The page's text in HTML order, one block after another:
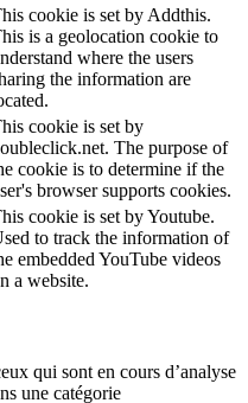
cookie is set by Addthis.
is a geolocation cookie to
where the users
the information are
cookie is set by
The purpose of
cookie is to determine if the
browser supports cookies.
cookie is set by Youtube.
to track the information of
embedded YouTube videos
a website.
qui sont en cours d’analyse
une catégorie